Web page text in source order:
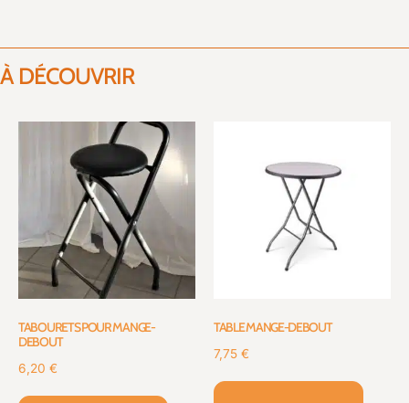
À DÉCOUVRIR
TABOURETS POUR MANGE-
DEBOUT
6,20 €
TABLE MANGE-DEBOUT
7,75 €